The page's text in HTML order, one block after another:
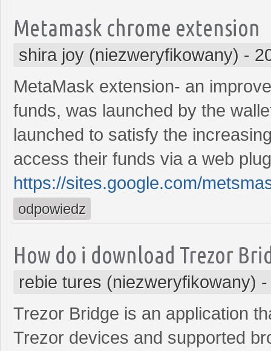
Metamask chrome extension
shira joy (niezweryfikowany) -
MetaMask extension- an
funds, was launched by the
launched to satisfy the
access their funds via a web
https://sites.google.com/
odpowiedz
How do i download Trezor
rebie tures (niezweryfikowany)
Trezor Bridge is an application
Trezor devices and supported